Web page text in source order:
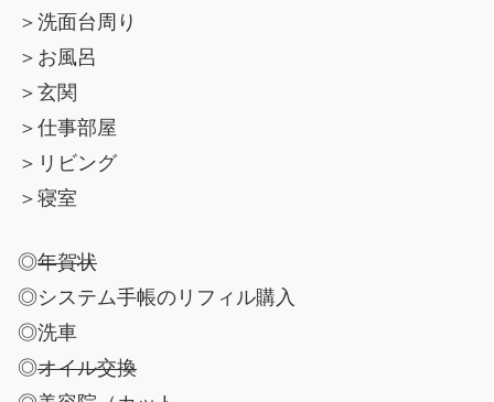
＞洗面台周り
＞お風呂
＞玄関
＞仕事部屋
＞リビング
＞寝室
◎年賀状
◎システム手帳のリフィル購入
◎洗車
◎オイル交換